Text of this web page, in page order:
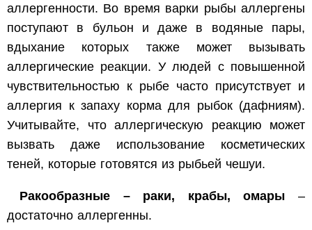
аллергенности. Во время варки рыбы аллергены
поступают в бульон и даже в водяные пары,
вдыхание которых также может вызывать
аллергические реакции. У людей с повышенной
чувствительностью к рыбе часто присутствует и
аллергия к запаху корма для рыбок (дафниям).
Учитывайте, что аллергическую реакцию может
вызвать даже использование косметических
теней, которые готовятся из рыбьей чешуи.
Ракообразные – раки, крабы, омары –
достаточно аллергенны.